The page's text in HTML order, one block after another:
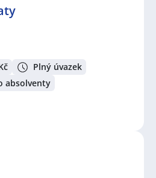
Plný úvazek
absolventy